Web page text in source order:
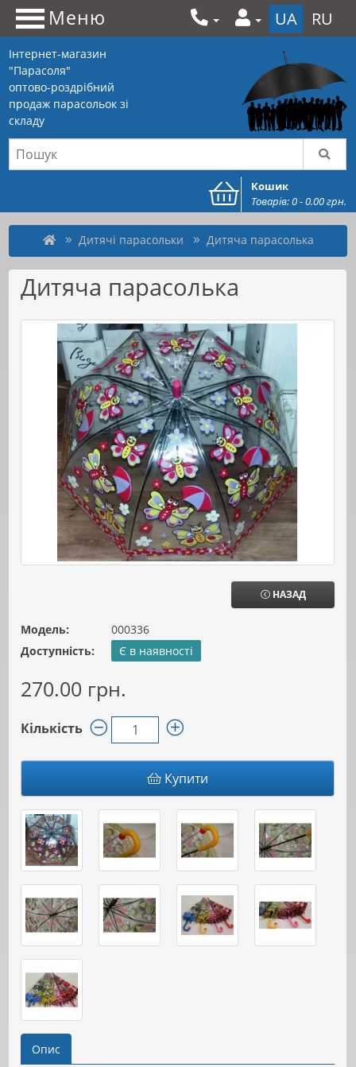
Меню UA RU
Інтернет-магазин
"Парасоля"
оптово-роздрібний
продаж парасольок зі
складу
Кошик
Товарів: 0 - 0.00 грн.
Дитячі парасольки Дитяча парасолька
Дитяча парасолька
НАЗАД
Модель:
000336
Доступність:
Є в наявності
270.00 грн.
Кількість
Купити
Опис